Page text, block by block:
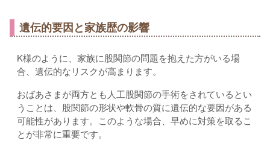
遺伝的要因と家族歴の影響
K様のように、家族に股関節の問題を抱えた方がいる場
合、遺伝的なリスクが高まります。
おばあさまが両方とも人工股関節の手術をされているとい
うことは、股関節の形状や軟骨の質に遺伝的な要因がある
可能性があります。このような場合、早めに対策を取るこ
とが非常に重要です。